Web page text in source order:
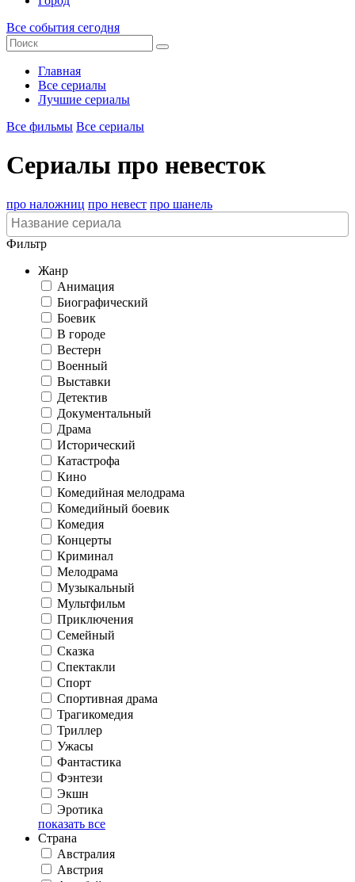
Все события сегодня
Главная
Все сериалы
Лучшие сериалы
Все фильмы Все сериалы
Сериалы про невесток
про наложниц про невест про шанель
Фильтр
Жанр
Анимация
Биографический
Боевик
В городе
Вестерн
Военный
Выставки
Детектив
Документальный
Драма
Исторический
Катастрофа
Кино
Комедийная мелодрама
Комедийный боевик
Комедия
Концерты
Криминал
Мелодрама
Музыкальный
Мультфильм
Приключения
Семейный
Сказка
Спектакли
Спорт
Спортивная драма
Трагикомедия
Триллер
Ужасы
Фантастика
Фэнтези
Экшн
Эротика
показать все
Страна
Австралия
Австрия